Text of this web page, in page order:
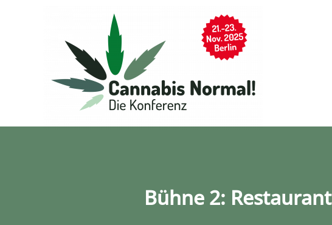
Bühne 2: Restaurant